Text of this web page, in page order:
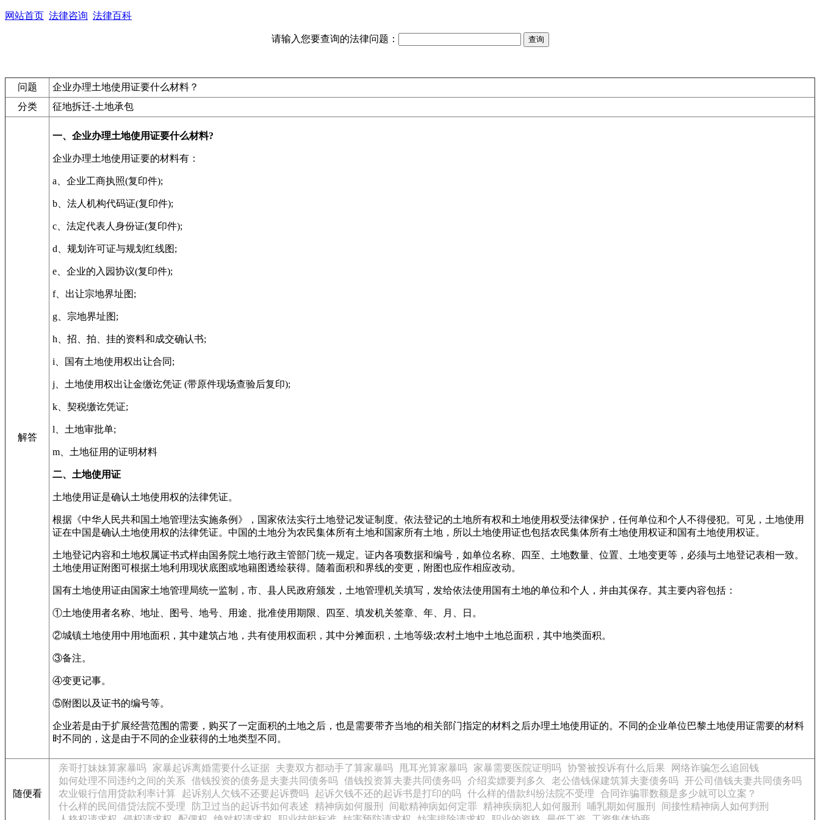
网站首页 法律咨询 法律百科
请输入您要查询的法律问题：
问题
企业办理土地使用证要什么材料？
分类
征地拆迁-土地承包
解答
一、企业办理土地使用证要什么材料?
企业办理土地使用证要的材料有：
a、企业工商执照(复印件);
b、法人机构代码证(复印件);
c、法定代表人身份证(复印件);
d、规划许可证与规划红线图;
e、企业的入园协议(复印件);
f、出让宗地界址图;
g、宗地界址图;
h、招、拍、挂的资料和成交确认书;
i、国有土地使用权出让合同;
j、土地使用权出让金缴讫凭证 (带原件现场查验后复印);
k、契税缴讫凭证;
l、土地审批单;
m、土地征用的证明材料
二、土地使用证
土地使用证是确认土地使用权的法律凭证。
根据《中华人民共和国土地管理法实施条例》，国家依法实行土地登记发证制度。依法登记的土地所有权和土地使用权受法律保护，任何单位和个人不得侵犯。可见，土地使用
证在中国是确认土地使用权的法律凭证。中国的土地分为农民集体所有土地和国家所有土地，所以土地使用证也包括农民集体所有土地使用权证和国有土地使用权证。
土地登记内容和土地权属证书式样由国务院土地行政主管部门统一规定。证内各项数据和编号，如单位名称、四至、土地数量、位置、土地变更等，必须与土地登记表相一致。
土地使用证附图可根据土地利用现状底图或地籍图透绘获得。随着面积和界线的变更，附图也应作相应改动。
国有土地使用证由国家土地管理局统一监制，市、县人民政府颁发，土地管理机关填写，发给依法使用国有土地的单位和个人，并由其保存。其主要内容包括：
①土地使用者名称、地址、图号、地号、用途、批准使用期限、四至、填发机关签章、年、月、日。
②城镇土地使用中用地面积，其中建筑占地，共有使用权面积，其中分摊面积，土地等级;农村土地中土地总面积，其中地类面积。
③备注。
④变更记事。
⑤附图以及证书的编号等。
企业若是由于扩展经营范围的需要，购买了一定面积的土地之后，也是需要带齐当地的相关部门指定的材料之后办理土地使用证的。不同的企业单位巴黎土地使用证需要的材料
时不同的，这是由于不同的企业获得的土地类型不同。
随便看
亲哥打妹妹算家暴吗 家暴起诉离婚需要什么证据 夫妻双方都动手了算家暴吗 甩耳光算家暴吗 家暴需要医院证明吗 协警被投诉有什么后果
网络诈骗怎么追回钱
如何处理不同违约之间的关系
借钱投资的债务是夫妻共同债务吗 借钱投资算夫妻共同债务吗 介绍卖嫖要判多久 老公借钱保建筑算夫妻债务吗
开公司借钱夫妻共同债务吗
农业银行信用贷款利率计算
起诉别人欠钱不还要起诉费吗 起诉欠钱不还的起诉书是打印的吗 什么样的借款纠纷法院不受理
合同诈骗罪数额是多少就可以立案？
什么样的民间借贷法院不受理
防卫过当的起诉书如何表述 精神病如何服刑 间歇精神病如何定罪 精神疾病犯人如何服刑 哺乳期如何服刑
间接性精神病人如何判刑